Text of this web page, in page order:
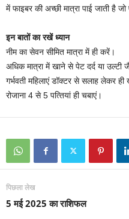
में फाइबर की अच्‍छी मात्रा पाई जाती है
इन बातों का रखें ध्‍यान
नीम का सेवन सीमित मात्रा में ही करें।
अधिक मात्रा में खाने से पेट दर्द या उल्टी
गर्भवती महिलाएं डॉक्टर से सलाह लेकर ही
रोजाना 4 से 5 पत्‍त‍ियां ही चबाएं।
पिछला लेख
5 मई 2025 का राशिफल